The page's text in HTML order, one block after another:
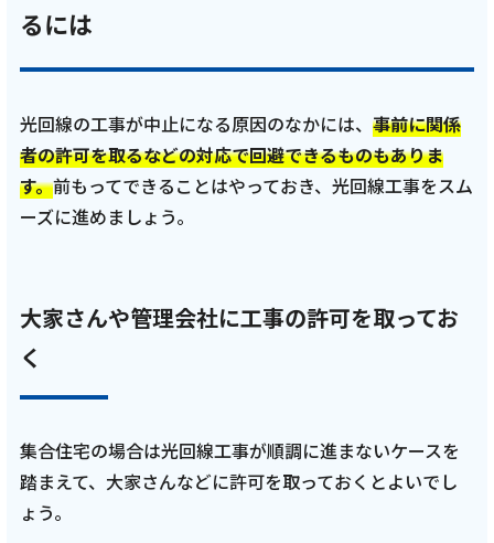
るには
光回線の工事が中止になる原因のなかには、 事前に関係
者の許可を取るなどの対応で回避できるものもありま
す。前もってできることはやっておき、光回線工事をスム
ーズに進めましょう。
大家さんや管理会社に工事の許可を取ってお
く
集合住宅の場合は光回線工事が順調に進まないケースを
踏まえて、大家さんなどに許可を取っておくとよいでし
ょう。